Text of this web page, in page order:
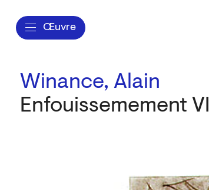
Œuvre
Winance, Alain
Enfouissemement VI